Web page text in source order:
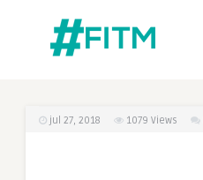
jul 27, 2018 1079 Views